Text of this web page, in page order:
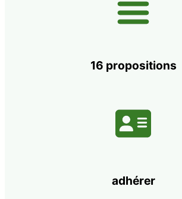
16 propositions
adhérer